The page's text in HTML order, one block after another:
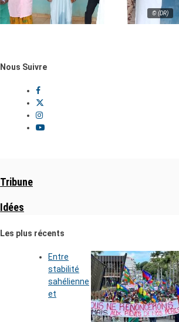
© (DR)
Nous Suivre
Tribune
Idées
Les plus récents
Entre
stabilité
sahélienne
et